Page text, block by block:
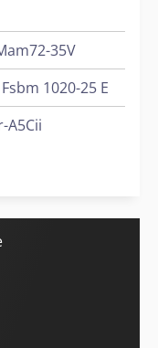
35V
1020-25 E
A5Cii